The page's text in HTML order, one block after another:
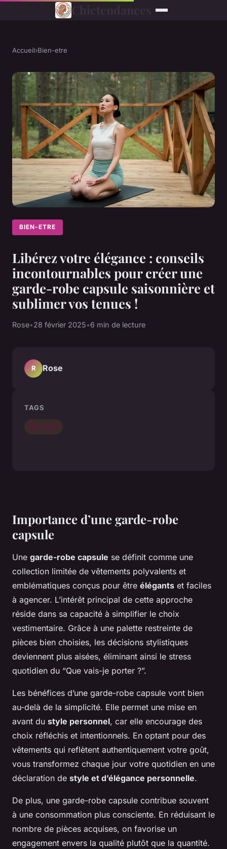
Accueil›Bien-etre
BIEN-ETRE
Libérez votre élégance : conseils
incontournables pour créer une
garde-robe capsule saisonnière et
sublimer vos tenues !
Rose•28 février 2025•6 min de lecture
Importance d’une garde-robe
capsule
Une garde-robe capsule se définit comme une
collection limitée de vêtements polyvalents et
emblématiques conçus pour être élégants et faciles
à agencer. L’intérêt principal de cette approche
réside dans sa capacité à simplifier le choix
vestimentaire. Grâce à une palette restreinte de
pièces bien choisies, les décisions stylistiques
deviennent plus aisées, éliminant ainsi le stress
quotidien du “Que vais-je porter ?”.
Les bénéfices d’une garde-robe capsule vont bien
au-delà de la simplicité. Elle permet une mise en
avant du style personnel, car elle encourage des
choix réfléchis et intentionnels. En optant pour des
vêtements qui reflètent authentiquement votre goût,
vous transformez chaque jour votre quotidien en une
déclaration de style et d’élégance personnelle.
De plus, une garde-robe capsule contribue souvent
à une consommation plus consciente. En réduisant le
nombre de pièces acquises, on favorise un
engagement envers la qualité plutôt que la quantité.
R Rose
TAGS
Bien-etre